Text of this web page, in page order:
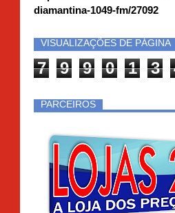
diamantina-1049-fm/27092
VISUALIZAÇÕES DE PÁGINA
7 9 9 0 1 3
PARCEIROS